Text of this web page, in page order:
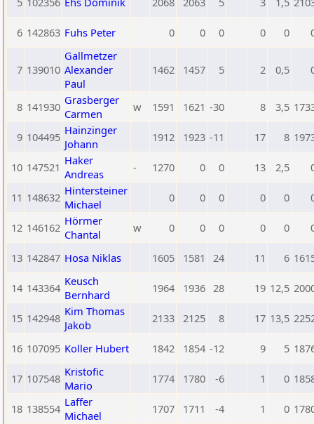
6 142863 Fuhs Peter 0 0 0 0 0
7 139010
Gallmetzer
Alexander
Paul
1462 1457 5 2 0,5
8 141930 Grasberger
Carmen
w 1591 1621 -30 8 3,5
9 104495 Hainzinger
Johann
1912 1923 -11 17 8
10 147521 Haker
Andreas
- 1270 0 0 13 2,5
11 148632 Hintersteiner
Michael
0 0 0 0 0
12 146162 Hörmer
Chantal
w 0 0 0 0 0
13 142847 Hosa Niklas 1605 1581 24 11 6
14 143364 Keusch
Bernhard
1964 1936 28 19 12,5
15 142948 Kim Thomas
Jakob
2133 2125 8 17 13,5
16 107095 Koller Hubert 1842 1854 -12 9 5
17 107548 Kristofic
Mario
1774 1780 -6 1 0
18 138554 Laffer
Michael
1707 1711 -4 1 0